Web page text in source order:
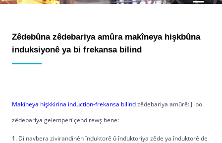
Zêdebûna zêdebariya amûra makîneya hişkbûna
induksiyonê ya bi frekansa bilind
Makîneya hişkkirina induction-frekansa bilindzêdebariya amûrê: Ji bo
zêdebariya gelemperî çend rewş hene:
1. Di navbera zivirandinên înduktorê û înduktoriya zêde ya înduktorê de